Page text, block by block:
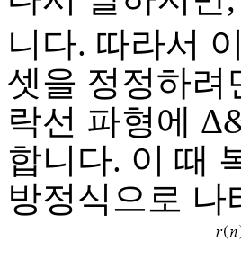
니다. 따라서
셋을 정정하려
락선 파형에
합니다. 이 때
방정식으로 나